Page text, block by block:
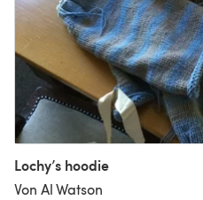
Lochy’s hoodie
Von Al Watson